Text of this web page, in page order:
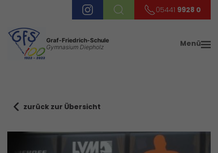
05441 9928 0
Graf-Friedrich-Schule
Gymnasium Diepholz
Menü
zurück zur Übersicht